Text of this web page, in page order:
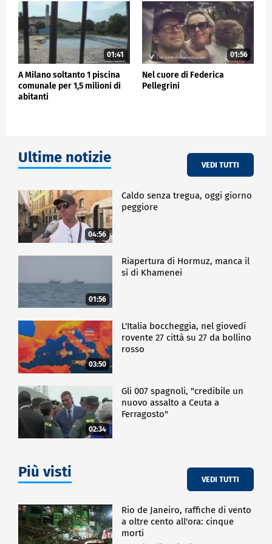
ESTERI
01:41
A Milano soltanto 1 piscina
comunale per 1,5 milioni di
abitanti
01:56
Nel cuore di Federica
Pellegrini
Ultime notizie VEDI TUTTI
04:56
Caldo senza tregua, oggi giorno
peggiore
01:56
Riapertura di Hormuz, manca il
sì di Khamenei
03:50
L'Italia boccheggia, nel giovedì
rovente 27 città su 27 da bollino
rosso
02:34
Gli 007 spagnoli, "credibile un
nuovo assalto a Ceuta a
Ferragosto"
Più visti VEDI TUTTI
Rio de Janeiro, raffiche di vento
a oltre cento all'ora: cinque
morti